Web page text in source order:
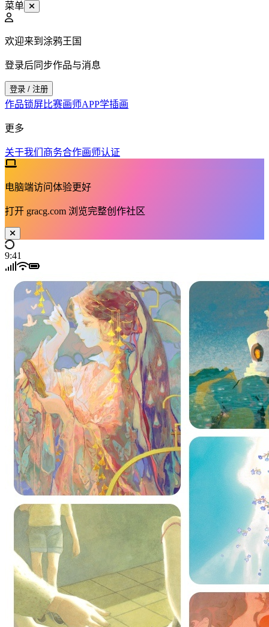
菜单
欢迎来到涂鸦王国
登录后同步作品与消息
登录 / 注册
作品锁屏比赛画师APP学插画
更多
关于我们 商务合作画师认证
电脑端访问体验更好
打开 gracg.com 浏览完整创作社区
9:41